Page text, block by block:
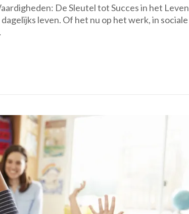
van
Goede
De Sleutel tot Succes in het Leven
leven. Of het nu op het werk, in sociale